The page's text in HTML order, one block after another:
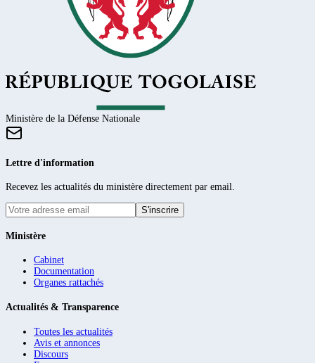
Ministère de la Défense Nationale
Lettre d'information
Recevez les actualités du ministère directement par email.
S'inscrire
Ministère
Cabinet
Documentation
Organes rattachés
Actualités & Transparence
Toutes les actualités
Avis et annonces
Discours